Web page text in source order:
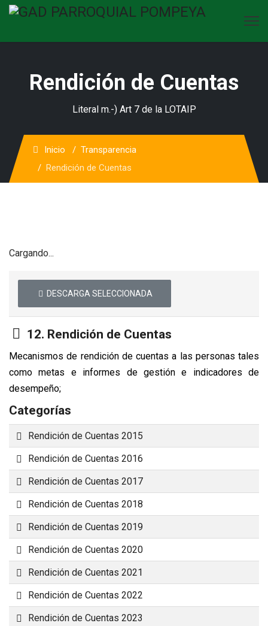
Rendición de Cuentas
Literal m.-) Art 7 de la LOTAIP
Inicio
Transparencia
Rendición de Cuentas
Cargando...
DESCARGA SELECCIONADA
Carpeta
12. Rendición de Cuentas
Mecanismos de rendición de cuentas a las personas tales
como metas e informes de gestión e indicadores de
desempeño;
Categorías
Carpeta
Rendición de Cuentas 2015
Carpeta
Rendición de Cuentas 2016
Carpeta
Rendición de Cuentas 2017
Carpeta
Rendición de Cuentas 2018
Carpeta
Rendición de Cuentas 2019
Carpeta
Rendición de Cuentas 2020
Carpeta
Rendición de Cuentas 2021
Carpeta
Rendición de Cuentas 2022
Carpeta
Rendición de Cuentas 2023